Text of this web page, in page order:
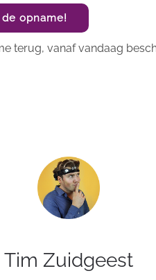
opname!
terug, vanaf vandaag
Tim Zuidgeest